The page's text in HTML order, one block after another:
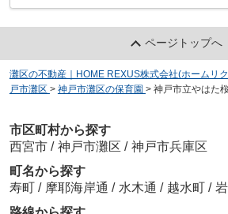
ページトップへ
灘区の不動産｜HOME REXUS株式会社(ホームリ
戸市灘区 > 神戸市灘区の保育園 > 神戸市立やはた
市区町村から探す
西宮市 / 神戸市灘区 / 神戸市兵庫区
町名から探す
寿町 / 摩耶海岸通 / 水木通 / 越水町 /